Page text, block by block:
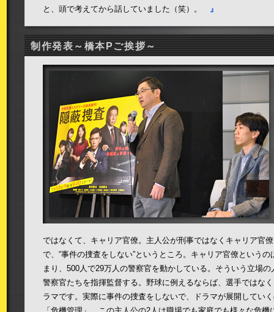
と、頭で考えてから話していました（笑）。 』
制作発表～橋本Pご挨拶～
ではなくて、キャリア官僚。主人公が刑事ではなくキャリア官
で、“事件の捜査をしない”というところ。キャリア官僚という
まり、500人で29万人の警察官を動かしている。そういう立場
警察官たちを指揮監督する。野球に例えるならば、選手ではな
ラマです。実際に事件の捜査をしないで、ドラマが展開してい